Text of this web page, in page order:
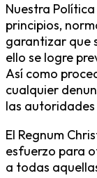
Nuestra
principios,
garantizar que
ello se logre
Así como
cualquier
las
El Regnum
esfuerzo para
a todas